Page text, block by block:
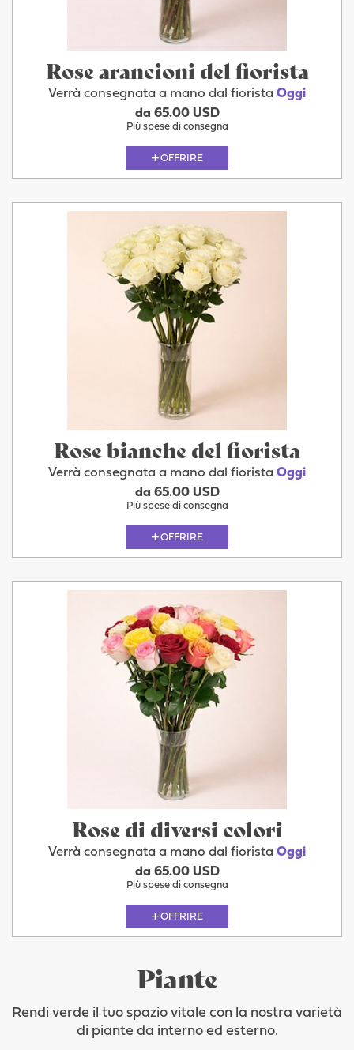
Rose arancioni del fiorista
Verrà consegnata a mano dal fiorista Oggi
da 65.00 USD
Più spese di consegna
OFFRIRE
Rose bianche del fiorista
Verrà consegnata a mano dal fiorista Oggi
da 65.00 USD
Più spese di consegna
OFFRIRE
Rose di diversi colori
Verrà consegnata a mano dal fiorista Oggi
da 65.00 USD
Più spese di consegna
OFFRIRE
Piante
Rendi verde il tuo spazio vitale con la nostra varietà
di piante da interno ed esterno.